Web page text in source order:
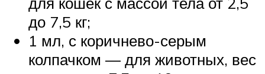
до 7,5 кг;
1 мл, с коричнево-серым
колпачком — для животных, вес